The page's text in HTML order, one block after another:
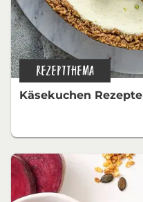
REZEPTTHEMA
Käsekuchen Rezepte